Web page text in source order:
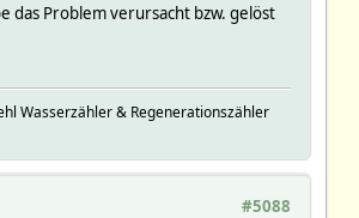
das Problem verursacht bzw. gelöst
Wasserzähler & Regenerationszähler
#5088